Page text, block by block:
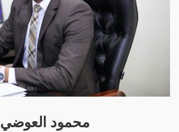
محمود العوضي